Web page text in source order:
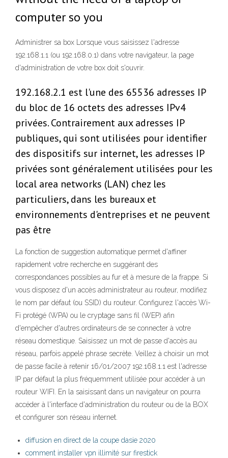
computer so you
Administrer sa box Lorsque vous saisissez l'adresse
192.168.1.1 (ou 192.168.0.1) dans votre navigateur, la page
d'administration de votre box doit s'ouvrir.
192.168.2.1 est l'une des 65536 adresses IP
du bloc de 16 octets des adresses IPv4
privées. Contrairement aux adresses IP
publiques, qui sont utilisées pour identifier
des dispositifs sur internet, les adresses IP
privées sont généralement utilisées pour les
local area networks (LAN) chez les
particuliers, dans les bureaux et
environnements d'entreprises et ne peuvent
pas être
La fonction de suggestion automatique permet d'affiner
rapidement votre recherche en suggérant des
correspondances possibles au fur et à mesure de la frappe. Si
vous disposez d'un accès administrateur au routeur, modifiez
le nom par défaut (ou SSID) du routeur. Configurez l'accès Wi-
Fi protégé (WPA) ou le cryptage sans fil (WEP) afin
d'empêcher d'autres ordinateurs de se connecter à votre
réseau domestique. Saisissez un mot de passe d'accès au
réseau, parfois appelé phrase secrète. Veillez à choisir un mot
de passe facile à retenir 16/01/2007 192.168.1.1 est l'adresse
IP par défaut la plus fréquemment utilisée pour accéder à un
routeur WIFI. En la saisissant dans un navigateur on pourra
accéder à l'interface d'administration du routeur ou de la BOX
et configurer son réseau internet.
diffusion en direct de la coupe dasie 2020
comment installer vpn illimité sur firestick